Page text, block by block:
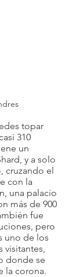
topar
310
un
y a solo
cruzando el
con la
una palacio
más de 900
fue
pero
uno de los
donde se
la corona.